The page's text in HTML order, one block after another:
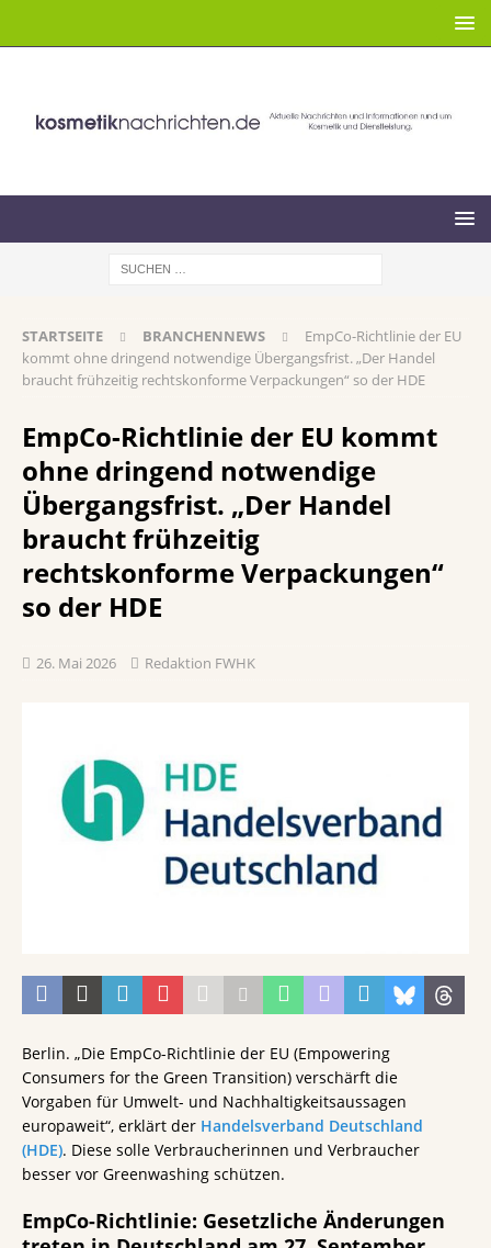
STARTSEITE BRANCHENNEWS
EmpCo-Richtlinie der EU
kommt ohne dringend notwendige Übergangsfrist. „Der Handel
braucht frühzeitig rechtskonforme Verpackungen“ so der HDE
EmpCo-Richtlinie der EU kommt
ohne dringend notwendige
Übergangsfrist. „Der Handel
braucht frühzeitig
rechtskonforme Verpackungen“
so der HDE
26. Mai 2026 Redaktion FWHK
Berlin. „Die EmpCo-Richtlinie der EU (Empowering
Consumers for the Green Transition) verschärft die
Vorgaben für Umwelt- und Nachhaltigkeitsaussagen
europaweit“, erklärt der Handelsverband Deutschland
(HDE). Diese solle Verbraucherinnen und Verbraucher
besser vor Greenwashing schützen.
EmpCo-Richtlinie: Gesetzliche Änderungen